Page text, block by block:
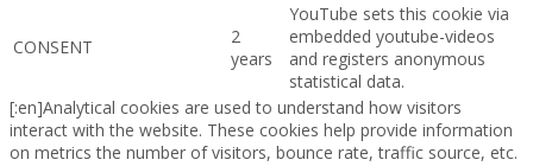
CONSENT
2
years
YouTube sets this cookie via
embedded youtube-videos
and registers anonymous
statistical data.
[:en]Analytical cookies are used to understand how visitors
interact with the website. These cookies help provide information
on metrics the number of visitors, bounce rate, traffic source, etc.